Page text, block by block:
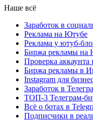
Наше всё
Заработок в
Реклама на Ютубе
Реклама у ютуб-
Биржа рекламы на
Проверка аккаунта
Биржа рекламы в
Instagram для
Заработок в
ТОП-3 Телеграм-
Всё о ботах в
Подписчики в